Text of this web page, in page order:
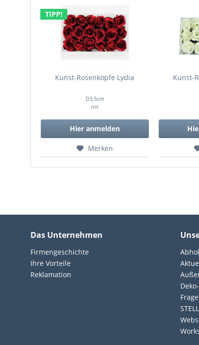
TIPP!
Kunst-Rosenköpfe Lydia
D3,5cm
rot
Hier anmelden
Merken
Kunst-
Das Unternehmen
Firmengeschichte
Ihre Vorteile
Reklamation